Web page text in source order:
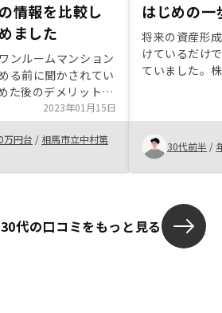
情報を比較し
ました
ンルームマンション
る前に聞かされてい
た後のデメリットが
聞いていた。しか
説明により、具体的
見えたので、始めよ
た。不動産を始める
ト(将来的に発生す
会社としてサポート
2023年01月15日
万円台 / 相馬市立中村第
はじめの一
将来の資産形
けているだけ
ていました。
込める不動産
RENOSYは
初心者でも安
ことが大きな
「購入後も任
ポイントです。
30代前半 /
30代の口コミをもっと見る